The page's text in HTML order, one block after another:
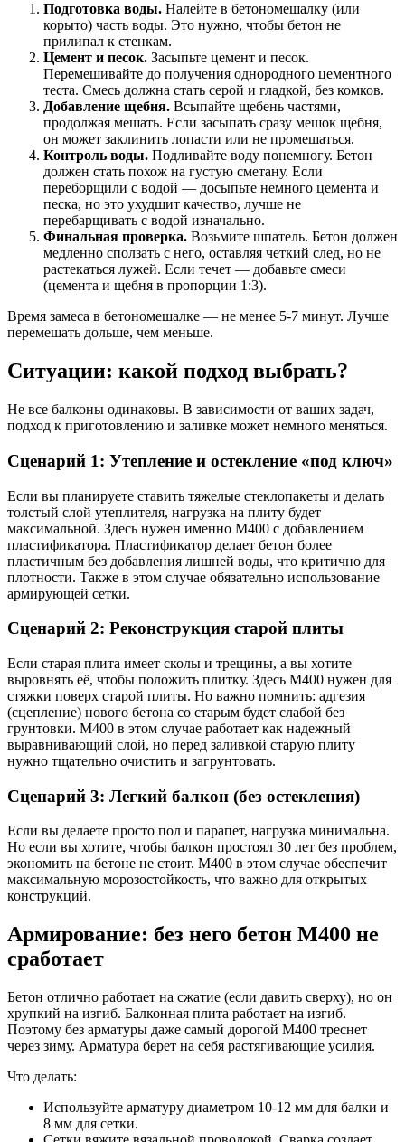
Подготовка воды. Налейте в бетономешалку (или
корыто) часть воды. Это нужно, чтобы бетон не
прилипал к стенкам.
Цемент и песок. Засыпьте цемент и песок.
Перемешивайте до получения однородного цементного
теста. Смесь должна стать серой и гладкой, без комков.
Добавление щебня. Всыпайте щебень частями,
продолжая мешать. Если засыпать сразу мешок щебня,
он может заклинить лопасти или не промешаться.
Контроль воды. Подливайте воду понемногу. Бетон
должен стать похож на густую сметану. Если
переборщили с водой — досыпьте немного цемента и
песка, но это ухудшит качество, лучше не
перебарщивать с водой изначально.
Финальная проверка. Возьмите шпатель. Бетон должен
медленно сползать с него, оставляя четкий след, но не
растекаться лужей. Если течет — добавьте смеси
(цемента и щебня в пропорции 1:3).
Время замеса в бетономешалке — не менее 5-7 минут. Лучше
перемешать дольше, чем меньше.
Ситуации: какой подход выбрать?
Не все балконы одинаковы. В зависимости от ваших задач,
подход к приготовлению и заливке может немного меняться.
Сценарий 1: Утепление и остекление «под ключ»
Если вы планируете ставить тяжелые стеклопакеты и делать
толстый слой утеплителя, нагрузка на плиту будет
максимальной. Здесь нужен именно М400 с добавлением
пластификатора. Пластификатор делает бетон более
пластичным без добавления лишней воды, что критично для
плотности. Также в этом случае обязательно использование
армирующей сетки.
Сценарий 2: Реконструкция старой плиты
Если старая плита имеет сколы и трещины, а вы хотите
выровнять её, чтобы положить плитку. Здесь М400 нужен для
стяжки поверх старой плиты. Но важно помнить: адгезия
(сцепление) нового бетона со старым будет слабой без
грунтовки. М400 в этом случае работает как надежный
выравнивающий слой, но перед заливкой старую плиту
нужно тщательно очистить и загрунтовать.
Сценарий 3: Легкий балкон (без остекления)
Если вы делаете просто пол и парапет, нагрузка минимальна.
Но если вы хотите, чтобы балкон простоял 30 лет без проблем,
экономить на бетоне не стоит. М400 в этом случае обеспечит
максимальную морозостойкость, что важно для открытых
конструкций.
Армирование: без него бетон М400 не
сработает
Бетон отлично работает на сжатие (если давить сверху), но он
хрупкий на изгиб. Балконная плита работает на изгиб.
Поэтому без арматуры даже самый дорогой М400 треснет
через зиму. Арматура берет на себя растягивающие усилия.
Что делать:
Используйте арматуру диаметром 10-12 мм для балки и
8 мм для сетки.